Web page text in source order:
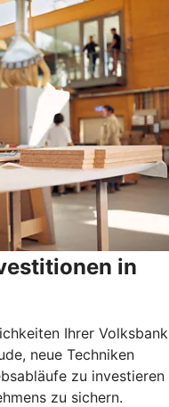
in
Ihrer Volksbank
neue Techniken
zu investieren
zu sichern.